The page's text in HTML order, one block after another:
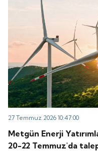
27 Temmuz 2026 10:47:00
Metgün Enerji
20-22 Temmuz'da